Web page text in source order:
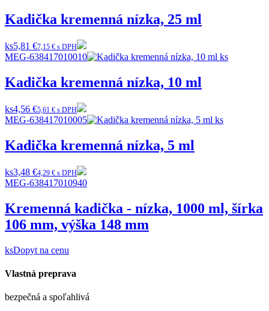
Kadička kremenná nízka, 25 ml
ks5,81 €7,15 € s DPH
MEG-638417010010
Kadička kremenná nízka, 10 ml
ks4,56 €5,61 € s DPH
MEG-638417010005
Kadička kremenná nízka, 5 ml
ks3,48 €4,29 € s DPH
MEG-638417010940
Kremenná kadička - nízka, 1000 ml, šírka
106 mm, výška 148 mm
ksDopyt na cenu
Vlastná preprava
bezpečná a spoľahlivá